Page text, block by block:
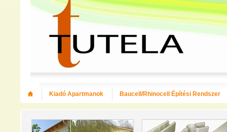
Kiadó Apartmanok Baucell/Rhinocell Építési Rendszer